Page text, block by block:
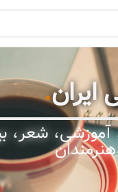
ایران.
آموزشی، شعر،